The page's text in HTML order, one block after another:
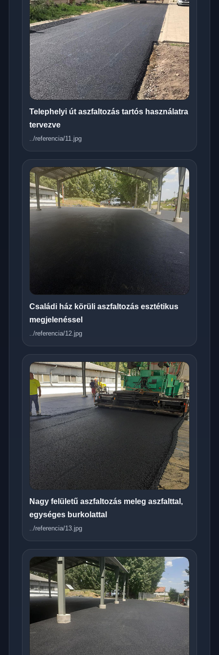
Telephelyi út aszfaltozás tartós használatra
tervezve
../referencia/11.jpg
Családi ház körüli aszfaltozás esztétikus
megjelenéssel
../referencia/12.jpg
Nagy felületű aszfaltozás meleg aszfalttal,
egységes burkolattal
../referencia/13.jpg